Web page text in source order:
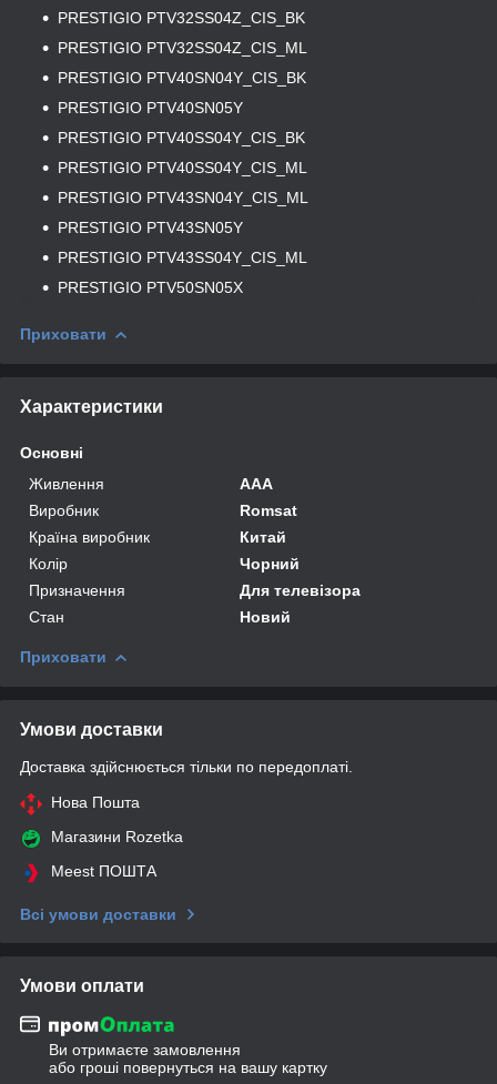
PRESTIGIO PTV32SS04Z_CIS_BK
PRESTIGIO ​​​​​​​ PTV32SS04Z_CIS_ML
PRESTIGIO PTV40SN04Y_CIS_BK
PRESTIGIO PTV40SN05Y
PRESTIGIO PTV40SS04Y_CIS_BK
PRESTIGIO PTV40SS04Y_CIS_ML
PRESTIGIO ​​​​​​​ PTV43SN04Y_CIS_ML
PRESTIGIO PTV43SN05Y
PRESTIGIO PTV43SS04Y_CIS_ML
PRESTIGIO PTV50SN05X
Приховати
Характеристики
Основні
Живлення
AAA
Виробник
Romsat
Країна виробник
Китай
Колір
Чорний
Призначення
Для телевізора
Стан
Новий
Приховати
Умови доставки
Доставка здійснюється тільки по передоплаті.
Нова Пошта
Магазини Rozetka
Meest ПОШТА
Всі умови доставки
Умови оплати
Ви отримаєте замовлення
або гроші повернуться на вашу картку